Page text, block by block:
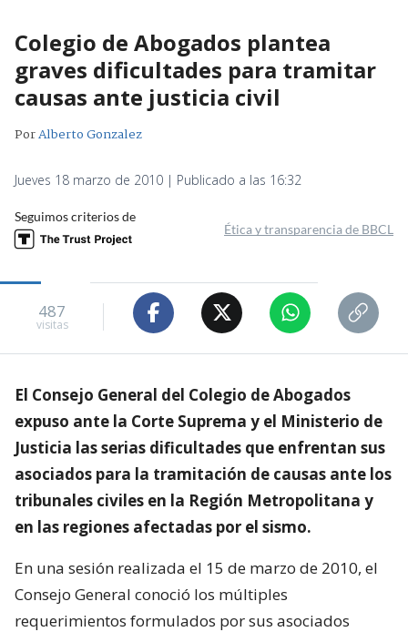
Colegio de Abogados plantea
graves dificultades para tramitar
causas ante justicia civil
PorAlberto Gonzalez
Jueves 18 marzo de 2010 | Publicado a las 16:32
Seguimos criterios de
Ética y transparencia de BBCL
487
visitas
El Consejo General del Colegio de Abogados
expuso ante la Corte Suprema y el Ministerio de
Justicia las serias dificultades que enfrentan sus
asociados para la tramitación de causas ante los
tribunales civiles en la Región Metropolitana y
en las regiones afectadas por el sismo.
En una sesión realizada el 15 de marzo de 2010, el
Consejo General conoció los múltiples
requerimientos formulados por sus asociados